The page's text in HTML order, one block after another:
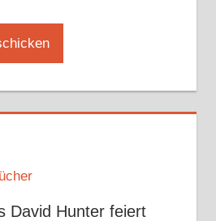
David Hunter feiert